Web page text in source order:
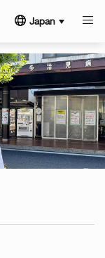
Japan